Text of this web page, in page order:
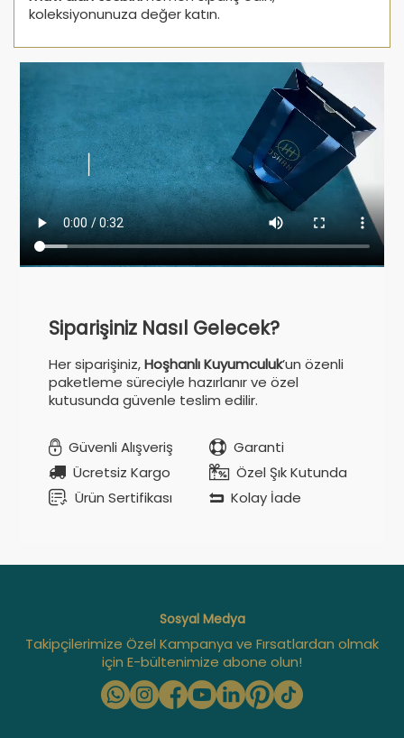
koleksiyonunuza değer katın.
Siparişiniz Nasıl Gelecek?
Her siparişiniz,Hoşhanlı Kuyumculuk’un özenli
paketleme süreciyle hazırlanır ve özel
kutusunda güvenle teslim edilir.
Güvenli Alışveriş
Garanti
Ücretsiz Kargo
Özel Şık Kutunda
Ürün Sertifikası
Kolay İade
Sosyal Medya
Takipçilerimize Özel Kampanya ve Fırsatlardan olmak
için E-bültenimize abone olun!